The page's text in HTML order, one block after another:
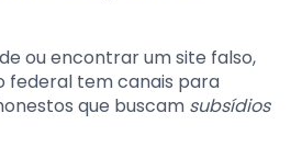
ou encontrar um site falso,
federal tem canais para
que buscam subsídios